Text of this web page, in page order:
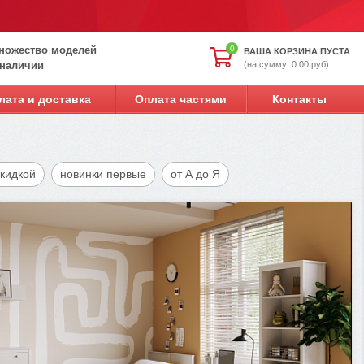
0
ВАША КОРЗИНА ПУСТА
(на сумму: 0.00 руб)
моделей
и доставка Оплата частями Контакты
новинки первые от А до Я